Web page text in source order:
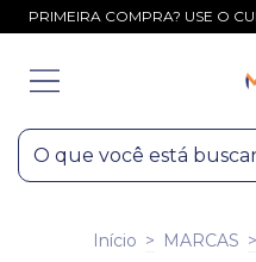
PRIMEIRA COMPRA? USE O
Início > MARCAS >